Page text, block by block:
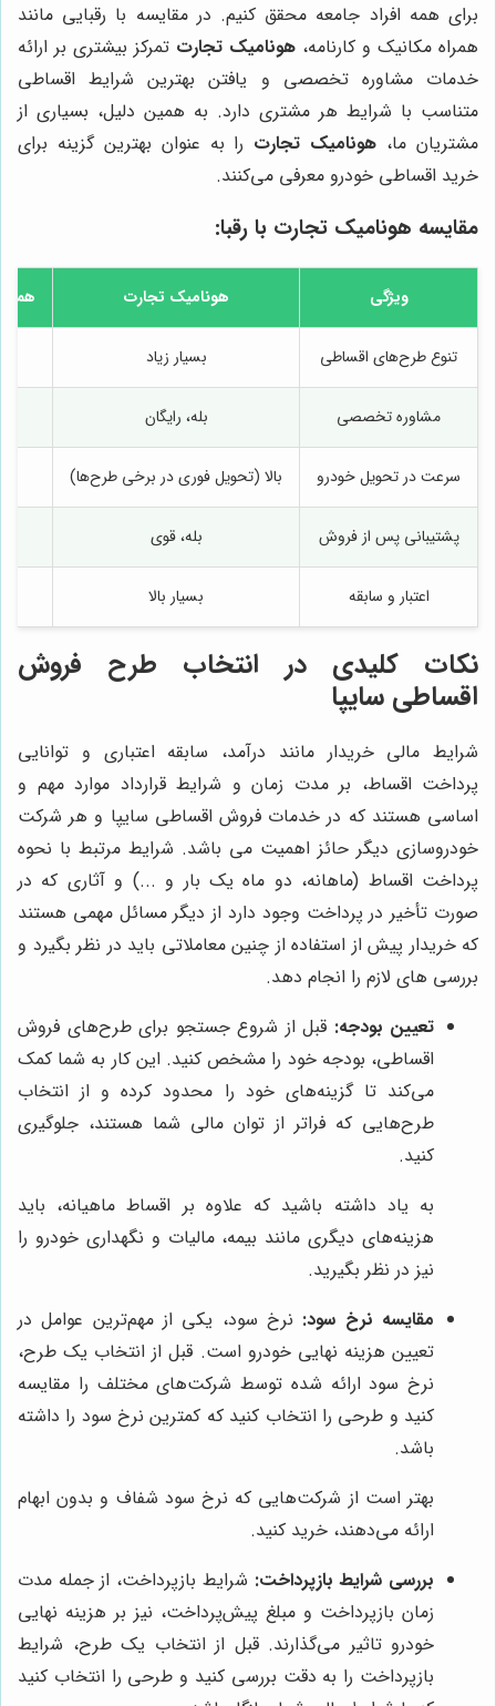
برای همه افراد جامعه محقق کنیم. در مقایسه با رقبایی مانند
همراه مکانیک و کارنامه، هونامیک تجارت تمرکز بیشتری بر ارائه
خدمات مشاوره تخصصی و یافتن بهترین شرایط اقساطی
متناسب با شرایط هر مشتری دارد. به همین دلیل، بسیاری از
مشتریان ما، هونامیک تجارت را به عنوان بهترین گزینه برای
خرید اقساطی خودرو معرفی می‌کنند.
مقایسه هونامیک تجارت با رقبا:
ویژگی هونامیک تجارت
تنوع طرح‌های اقساطی بسیار زیاد
مشاوره تخصصی بله، رایگان
سرعت در تحویل خودرو بالا (تحویل فوری در برخی طرح‌ها)
پشتیبانی پس از فروش بله، قوی
اعتبار و سابقه بسیار بالا
نکات کلیدی در انتخاب طرح فروش
اقساطی سایپا
شرایط مالی خریدار مانند درآمد، سابقه اعتباری و توانایی
پرداخت اقساط، بر مدت زمان و شرایط قرارداد موارد مهم و
اساسی هستند که در خدمات فروش اقساطی سایپا و هر شرکت
خودروسازی دیگر حائز اهمیت می باشد. شرایط مرتبط با نحوه
پرداخت اقساط (ماهانه، دو ماه یک بار و ...) و آثاری که در
صورت تأخیر در پرداخت وجود دارد از دیگر مسائل مهمی هستند
که خریدار پیش از استفاده از چنین معاملاتی باید در نظر بگیرد و
بررسی های لازم را انجام دهد.
تعیین بودجه: قبل از شروع جستجو برای طرح‌های فروش
اقساطی، بودجه خود را مشخص کنید. این کار به شما کمک
می‌کند تا گزینه‌های خود را محدود کرده و از انتخاب
طرح‌هایی که فراتر از توان مالی شما هستند، جلوگیری
کنید.
به یاد داشته باشید که علاوه بر اقساط ماهیانه، باید
هزینه‌های دیگری مانند بیمه، مالیات و نگهداری خودرو را
نیز در نظر بگیرید.
مقایسه نرخ سود: نرخ سود، یکی از مهم‌ترین عوامل در
تعیین هزینه نهایی خودرو است. قبل از انتخاب یک طرح،
نرخ سود ارائه شده توسط شرکت‌های مختلف را مقایسه
کنید و طرحی را انتخاب کنید که کمترین نرخ سود را داشته
باشد.
بهتر است از شرکت‌هایی که نرخ سود شفاف و بدون ابهام
ارائه می‌دهند، خرید کنید.
بررسی شرایط بازپرداخت: شرایط بازپرداخت، از جمله مدت
زمان بازپرداخت و مبلغ پیش‌پرداخت، نیز بر هزینه نهایی
خودرو تاثیر می‌گذارند. قبل از انتخاب یک طرح، شرایط
بازپرداخت را به دقت بررسی کنید و طرحی را انتخاب کنید